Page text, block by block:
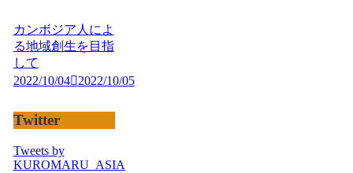
カンボジア人によ
る地域創生を目指
して
2022/10/04
2022/10/05
Twitter
Tweets by
KUROMARU_ASIA